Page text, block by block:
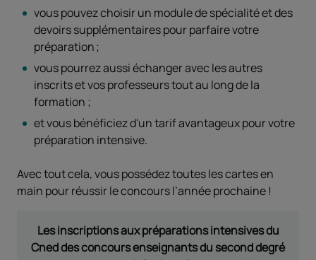
vous pouvez choisir un module de spécialité et des
devoirs supplémentaires pour parfaire votre
préparation ;
vous pourrez aussi échanger avec les autres
inscrits et vos professeurs tout au long de la
formation ;
et vous bénéficiez d'un tarif avantageux pour votre
préparation intensive.
Avec tout cela, vous possédez toutes les cartes en
main pour réussir le concours l’année prochaine !
Les inscriptions aux préparations intensives du
Cned des concours enseignants du second degré